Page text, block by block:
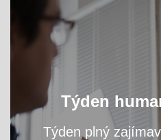
Týden
Týden plný
Oslavte s námi světový
přednášky a